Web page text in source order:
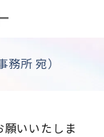
所 宛）
いいたしま